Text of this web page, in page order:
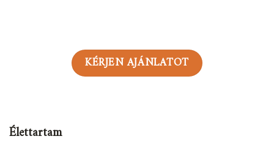
KÉRJEN AJÁNLATOT
Élettartam